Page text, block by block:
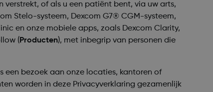
of als u een patiënt bent, via uw arts,
Stelo-systeem, Dexcom G7® CGM-systeem,
en onze mobiele apps, zoals Dexcom Clarity,
(Producten), met inbegrip van personen die
bezoek aan onze locaties, kantoren of
worden in deze Privacyverklaring gezamenlijk